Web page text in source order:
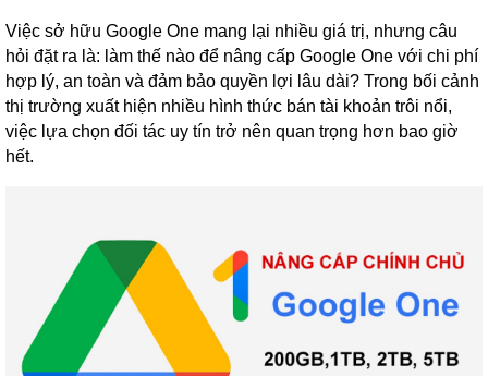
Việc sở hữu Google One mang lại nhiều giá trị, nhưng câu
hỏi đặt ra là: làm thế nào để nâng cấp Google One với chi phí
hợp lý, an toàn và đảm bảo quyền lợi lâu dài? Trong bối cảnh
thị trường xuất hiện nhiều hình thức bán tài khoản trôi nổi,
việc lựa chọn đối tác uy tín trở nên quan trọng hơn bao giờ
hết.